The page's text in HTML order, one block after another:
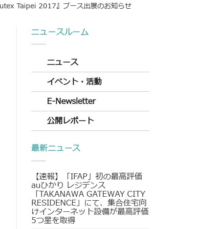
Taipei 2017』ブース出展のお知らせ
ニュースルーム
ニュース
イベント・活動
E-Newsletter
公開レポート
最新ニュース
【速報】「IFAP」初の最高評価
auひかり レジデンス
「TAKANAWA GATEWAY CITY
RESIDENCE」にて、集合住宅向
けインターネット設備が最高評価
5つ星を取得